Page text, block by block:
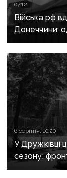
07:12
Війська рф
Донеччини:
поранені
6 серпня, 10:20
У Дружківці
сезону:
критично